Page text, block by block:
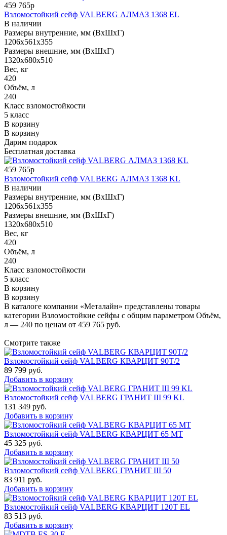
459 765р
Взломостойкий сейф VALBERG АЛМАЗ 1368 EL
В наличии
Размеры внутренние, мм (ВхШхГ)
1206x561x355
Размеры внешние, мм (ВхШхГ)
1320x680x510
Вес, кг
420
Объём, л
240
Класс взломостойкости
5 класс
В корзину
В корзину
Дарим подарок
Бесплатная доставка
459 765р
Взломостойкий сейф VALBERG АЛМАЗ 1368 KL
В наличии
Размеры внутренние, мм (ВхШхГ)
1206x561x355
Размеры внешние, мм (ВхШхГ)
1320x680x510
Вес, кг
420
Объём, л
240
Класс взломостойкости
5 класс
В корзину
В корзину
В каталоге компании «Металайн» представлены товары
категории Взломостойкие сейфы с общим параметром Объём,
л — 240 по ценам от 459 765 руб.
Смотрите также
Взломостойкий сейф VALBERG КВАРЦИТ 90Т/2
89 799 руб.
Добавить в корзину
Взломостойкий сейф VALBERG ГРАНИТ III 99 KL
131 349 руб.
Добавить в корзину
Взломостойкий сейф VALBERG КВАРЦИТ 65 МТ
45 325 руб.
Добавить в корзину
Взломостойкий сейф VALBERG ГРАНИТ III 50
83 911 руб.
Добавить в корзину
Взломостойкий сейф VALBERG КВАРЦИТ 120Т EL
83 513 руб.
Добавить в корзину